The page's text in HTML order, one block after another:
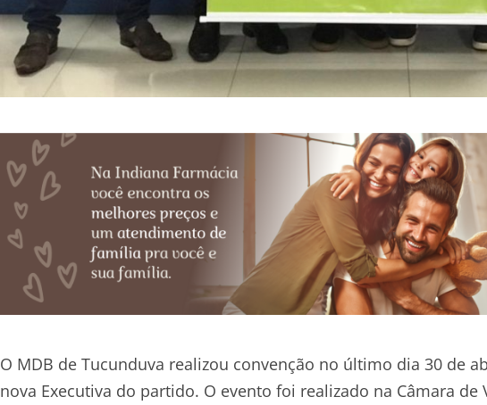
O MDB de Tucunduva realizou convenção no último dia 30 de
nova Executiva do partido. O evento foi realizado na Câmara